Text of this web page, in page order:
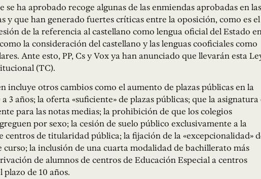
se ha aprobado recoge algunas de las enmiendas aprobadas en las
y que han generado fuertes críticas entre la oposición, como es el
de la referencia al castellano como lengua oficial del Estado
la consideración del castellano y las lenguas cooficiales como
Ante esto, PP, Cs y Vox ya han anunciado que llevarán esta
(TC).
incluye otros cambios como el aumento de plazas públicas en la
3 años; la oferta «suficiente» de plazas públicas; que la asignatura
para las notas medias; la prohibición de que los colegios
por sexo; la cesión de suelo público exclusivamente a la
centros de titularidad pública; la fijación de la «excepcionalidad»
la inclusión de una cuarta modalidad de bachillerato más
de alumnos de centros de Educación Especial a centros
de 10 años.